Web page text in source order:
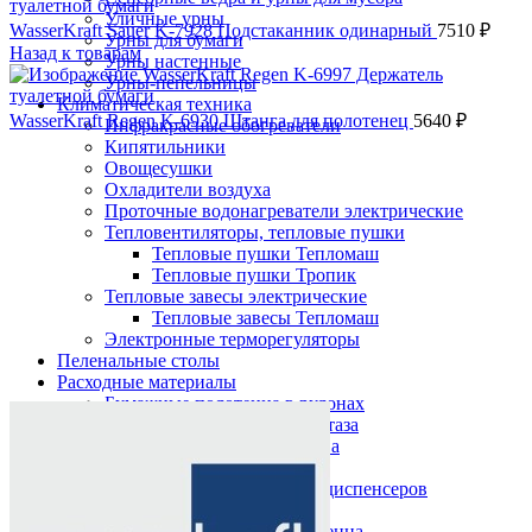
Уличные урны
Урны для бумаги
Урны настенные
Урны-пепельницы
Климатическая техника
Инфракрасные обогреватели
Кипятильники
Овощесушки
Охладители воздуха
Проточные водонагреватели электрические
Тепловентиляторы, тепловые пушки
Тепловые пушки Тепломаш
Тепловые пушки Тропик
Тепловые завесы электрические
Тепловые завесы Тепломаш
Электронные терморегуляторы
Пеленальные столы
Расходные материалы
Бумажные полотенца в рулонах
Бумажные сиденья для унитаза
Дезинфицирующие средства
Жидкое мыло TORK
Картриджи и баллоны для диспенсеров
WasserKraft Sauer K-7928 Подстаканник одинарный 7510 ₽
Назад к товарам
WasserKraft Regen K-6930 Штанга для полотенец 5640 ₽
Нажмите, чтобы увеличить